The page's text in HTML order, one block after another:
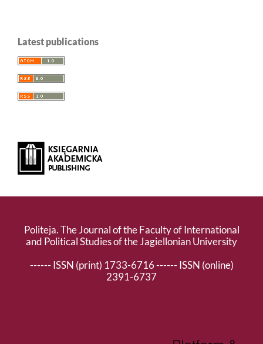
Latest publications
Politeja. The Journal of the Faculty of International
and Political Studies of the Jagiellonian University
------ ISSN (print) 1733-6716 ------ ISSN (online)
2391-6737